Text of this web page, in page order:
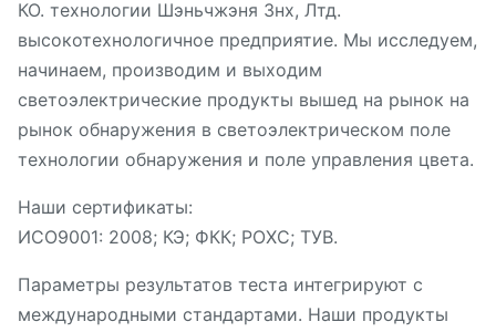
КО. технологии Шэньчжэня 3нх, Лтд.
высокотехнологичное предприятие. Мы исследуем,
начинаем, производим и выходим
светоэлектрические продукты вышед на рынок на
рынок обнаружения в светоэлектрическом поле
технологии обнаружения и поле управления цвета.
Наши сертификаты:
ИСО9001: 2008; КЭ; ФКК; РОХС; ТУВ.
Параметры результатов теста интегрируют с
международными стандартами. Наши продукты